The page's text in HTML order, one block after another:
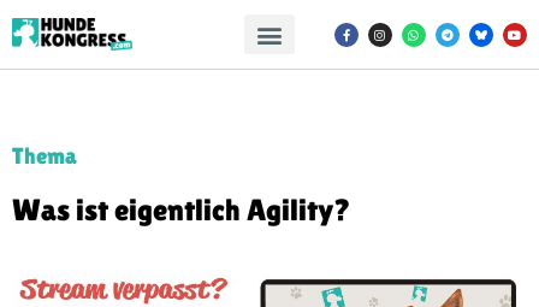
Thema
Was ist eigentlich Agility?